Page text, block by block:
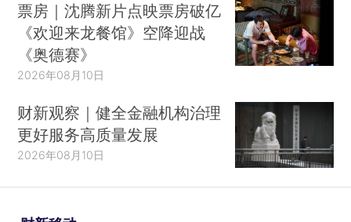
票房｜沈腾新片点映票房破亿
《欢迎来龙餐馆》空降迎战
《奥德赛》
2026年08月10日
财新观察｜健全金融机构治理
更好服务高质量发展
2026年08月10日